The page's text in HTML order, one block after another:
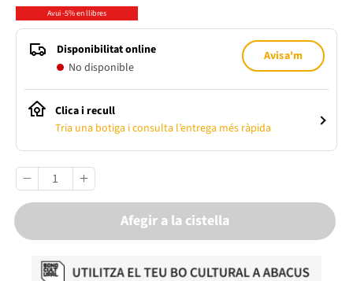
Avui -5% en llibres
Disponibilitat online
No disponible
Avisa'm
Clica i recull
Tria una botiga i consulta l’entrega més ràpida
Afegir a la cistella